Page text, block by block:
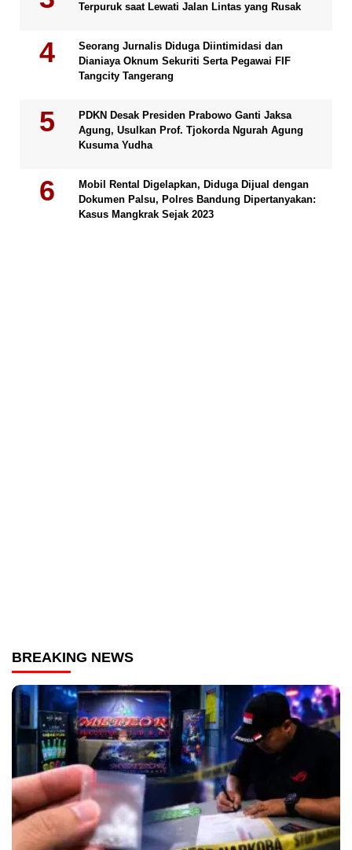
Terpuruk saat Lewati Jalan Lintas yang Rusak
Seorang Jurnalis Diduga Diintimidasi dan
Dianiaya Oknum Sekuriti Serta Pegawai FIF
Tangcity Tangerang
PDKN Desak Presiden Prabowo Ganti Jaksa
Agung, Usulkan Prof. Tjokorda Ngurah Agung
Kusuma Yudha
Mobil Rental Digelapkan, Diduga Dijual dengan
Dokumen Palsu, Polres Bandung Dipertanyakan:
Kasus Mangkrak Sejak 2023
BREAKING NEWS